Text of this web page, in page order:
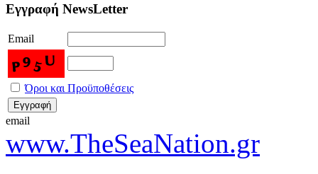
Εγγραφή NewsLetter
Email
Όροι και Προϋποθέσεις
email
www.TheSeaNation.gr